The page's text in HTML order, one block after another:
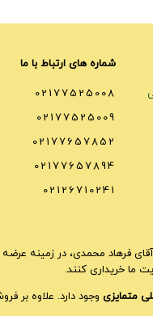
شماره های ارتباط با ما
02177525008
02177525009
02177657852
02177657894
02126710241
فرهاد محمدی، در زمینه عرضه
ما خریداری کنند.
متمایزی وجود دارد. علاوه بر